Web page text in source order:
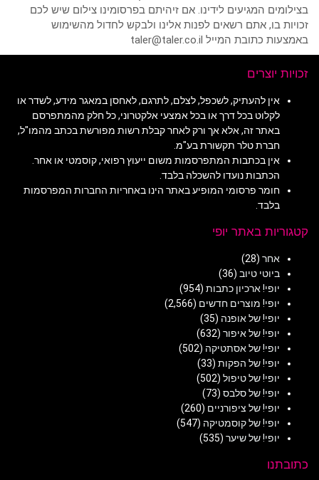
בצילומים המגיעים לידינו. אם זיהיתם בפרסומינו צילום שיש לכם
זכויות בו, אתם רשאים לפנות אלינו ולבקש לחדול מהשימוש
באמצעות כתובת המייל taler@taler.co.il
זכויות יוצרים
אין להעתיק, לשכפל, לצלם, לתרגם, לאחסן במאגר מידע, לשדר או
לקלוט בכל דרך או בכל אמצעי אלקטרוני, כל חלק מהמתפרסם
באתר זה, אלא אך ורק לאחר קבלת רשות מפורשת בכתב מהמו"ל,
חברת טלר תקשורת בע"מ.
אין בכתבות המתפרסמות משום ייעוץ רפואי, קוסמטי או אחר.
הכתבות נועדו להשכלה בלבד.
חומר פרסומי המופיע באתר הינו באחריות החברות המפרסמות
בלבד.
קטגוריות באתר יופי
אחר (28)
ביוטי טיוב (36)
יופי! ארכיון כתבות (954)
יופי! מוצרים חדשים (2,566)
יופי! של אופנה (35)
יופי! של איפור (632)
יופי! של אסתטיקה (502)
יופי! של הפקות (33)
יופי! של טיפול (502)
יופי! של סלבס (73)
יופי! של ציפורניים (260)
יופי! של קוסמטיקה (547)
יופי! של שיער (535)
כתובתנו